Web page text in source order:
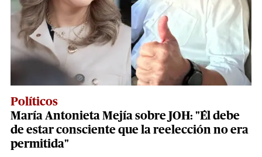
Políticos
María Antonieta Mejía sobre JOH: "Él debe
de estar consciente que la reelección no era
permitida"